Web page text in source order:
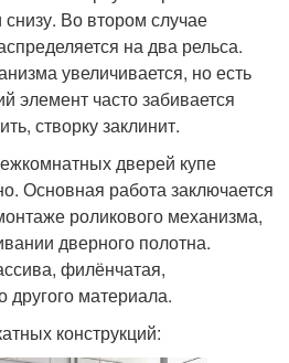
Во втором случае
на два рельса.
увеличивается, но есть
элемент часто забивается
створку заклинит.
дверей купе
Основная работа заключается
роликового механизма,
дверного полотна.
филёнчатая,
материала.
конструкций: